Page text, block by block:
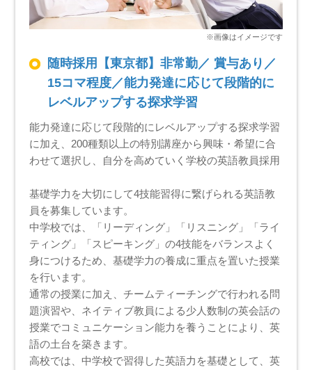
随時採用【東京都】非常勤／ 賞与あり／
15コマ程度／能力発達に応じて段階的に
レベルアップする探求学習
能力発達に応じて段階的にレベルアップする探求学習
に加え、200種類以上の特別講座から興味・希望に合
わせて選択し、自分を高めていく学校の英語教員採用
基礎学力を大切にして4技能習得に繋げられる英語教
員を募集しています。
中学校では、「リーディング」「リスニング」「ライ
ティング」「スピーキング」の4技能をバランスよく
身につけるため、基礎学力の養成に重点を置いた授業
を行います。
通常の授業に加え、チームティーチングで行われる問
題演習や、ネイティブ教員による少人数制の英会話の
授業でコミュニケーション能力を養うことにより、英
語の土台を築きます。
高校では、中学校で習得した英語力を基礎として、英